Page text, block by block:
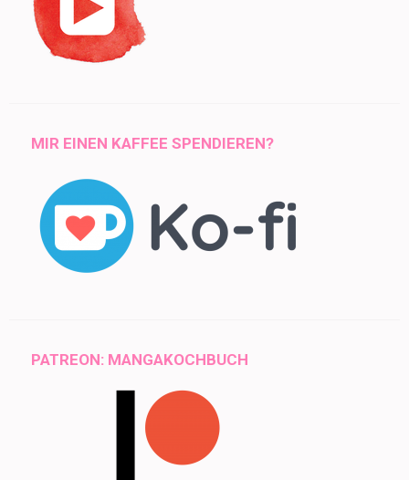
MIR EINEN KAFFEE SPENDIEREN?
PATREON: MANGAKOCHBUCH